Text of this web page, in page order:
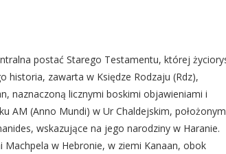
historia, zawarta w Księdze Rodzaju (Rdz),
naznaczoną licznymi boskimi objawieniami i
AM (Anno Mundi) w Ur Chaldejskim, położonym
wskazujące na jego narodziny w Haranie.
Machpela w Hebronie, w ziemi Kanaan, obok